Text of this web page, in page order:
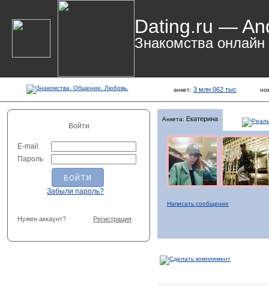
Dating.ru —
Знакомства онлайн
анкет: 3 млн 062 тыс
Войти
E-mail
Пароль
Забыли пароль?
Нужен аккаунт? Регистрация
Анкета: Екатерина
Написать сообщение